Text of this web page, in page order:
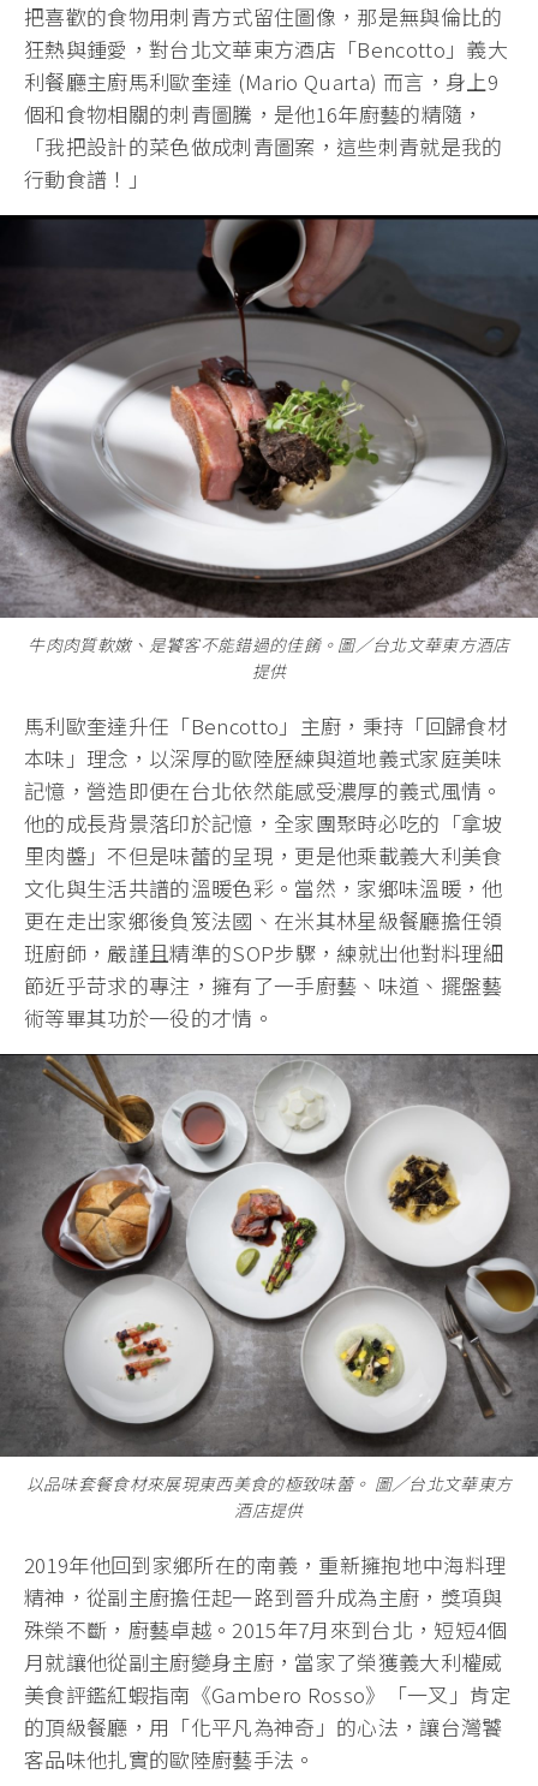
把喜歡的食物用刺青方式留住圖像，那是無與倫比的
狂熱與鍾愛，對台北文華東方酒店「Bencotto」義大
利餐廳主廚馬利歐奎達 (Mario Quarta) 而言，身上9
個和食物相關的刺青圖騰，是他16年廚藝的精隨，
「我把設計的菜色做成刺青圖案，這些刺青就是我的
行動食譜！」
牛肉肉質軟嫩、是饕客不能錯過的佳餚。圖∕台北文華東方酒店
提供
馬利歐奎達升任「Bencotto」主廚，秉持「回歸食材
本味」理念，以深厚的歐陸歷練與道地義式家庭美味
記憶，營造即便在台北依然能感受濃厚的義式風情。
他的成長背景落印於記憶，全家團聚時必吃的「拿坡
里肉醬」不但是味蕾的呈現，更是他乘載義大利美食
文化與生活共譜的溫暖色彩。當然，家鄉味溫暖，他
更在走出家鄉後負笈法國、在米其林星級餐廳擔任領
班廚師，嚴謹且精準的SOP步驟，練就出他對料理細
節近乎苛求的專注，擁有了一手廚藝、味道、擺盤藝
術等畢其功於一役的才情。
以品味套餐食材來展現東西美食的極致味蕾。 圖∕台北文華東方
酒店提供
2019年他回到家鄉所在的南義，重新擁抱地中海料理
精神，從副主廚擔任起一路到晉升成為主廚，獎項與
殊榮不斷，廚藝卓越。2015年7月來到台北，短短4個
月就讓他從副主廚變身主廚，當家了榮獲義大利權威
美食評鑑紅蝦指南《Gambero Rosso》「一叉」肯定
的頂級餐廳，用「化平凡為神奇」的心法，讓台灣饕
客品味他扎實的歐陸廚藝手法。